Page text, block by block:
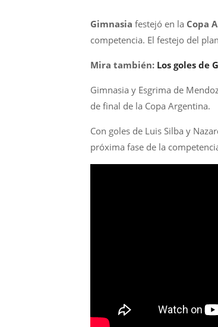
Gimnasia festejó en la Copa
competencia. El festejo del
Mira también: Los goles de
Gimnasia y Esgrima de
de final de la Copa Argentina.
Con goles de Luis Silba y
próxima fase de la